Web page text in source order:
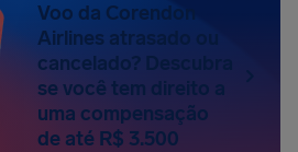
Voo da Corendon
Airlines atrasado ou
cancelado? Descubra
se você tem direito a
uma compensação
de até R$ 3.500